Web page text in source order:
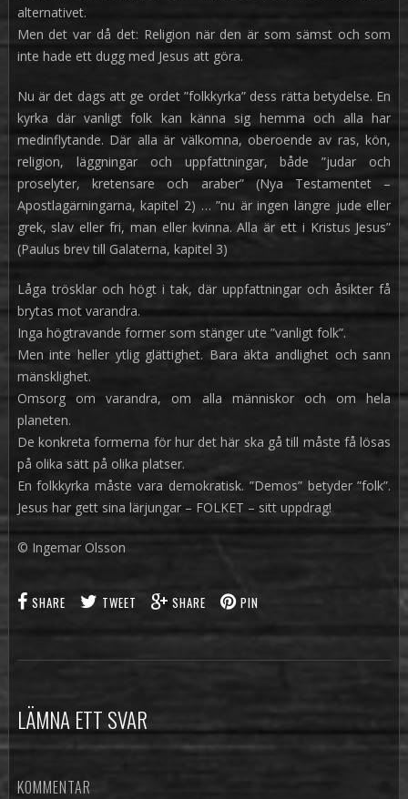
alternativet.
Men det var då det: Religion när den är som sämst och som
inte hade ett dugg med Jesus att göra.
Nu är det dags att ge ordet ”folkkyrka” dess rätta betydelse. En
kyrka där vanligt folk kan känna sig hemma och alla har
medinflytande. Där alla är välkomna, oberoende av ras, kön,
religion, läggningar och uppfattningar, både ”judar och
proselyter, kretensare och araber” (Nya Testamentet –
Apostlagärningarna, kapitel 2) … ”nu är ingen längre jude eller
grek, slav eller fri, man eller kvinna. Alla är ett i Kristus Jesus”
(Paulus brev till Galaterna, kapitel 3)
Låga trösklar och högt i tak, där uppfattningar och åsikter få
brytas mot varandra.
Inga högtravande former som stänger ute ”vanligt folk”.
Men inte heller ytlig glättighet. Bara äkta andlighet och sann
mänsklighet.
Omsorg om varandra, om alla människor och om hela
planeten.
De konkreta formerna för hur det här ska gå till måste få lösas
på olika sätt på olika platser.
En folkkyrka måste vara demokratisk. ”Demos” betyder ”folk”.
Jesus har gett sina lärjungar – FOLKET – sitt uppdrag!
© Ingemar Olsson
SHARE TWEET SHARE PIN
LÄMNA ETT SVAR
KOMMENTAR